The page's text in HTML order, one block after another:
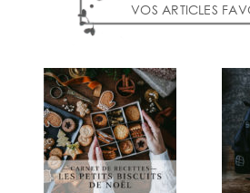
VOS ARTICLES